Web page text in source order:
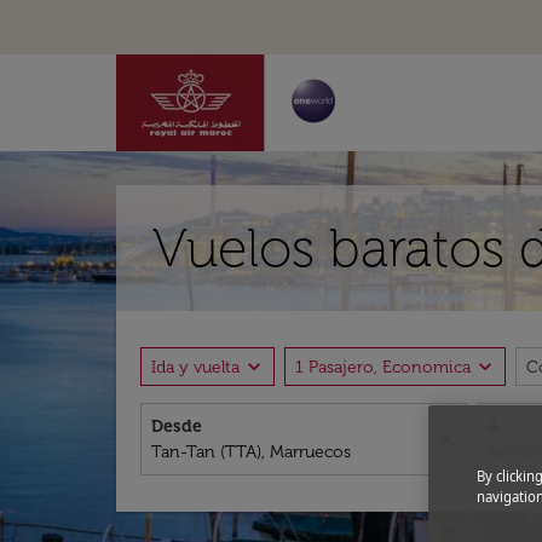
Vuelos baratos
Ida y vuelta expand_more 1 Pasajero, Economica expand_more
Desde
By